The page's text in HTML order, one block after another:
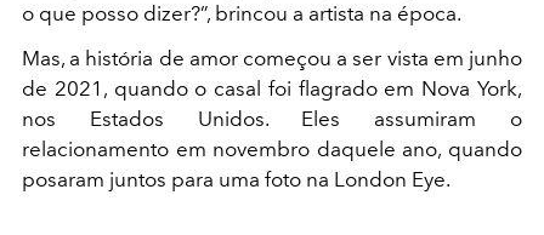
o que posso dizer?”, brincou a artista na época.
Mas, a história de amor começou a ser vista em junho
de 2021, quando o casal foi flagrado em Nova York,
nos Estados Unidos. Eles assumiram o
relacionamento em novembro daquele ano, quando
posaram juntos para uma foto na London Eye.